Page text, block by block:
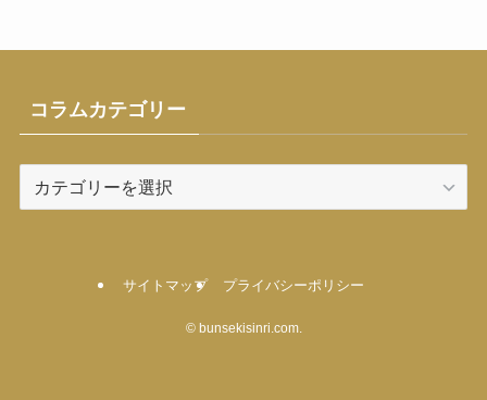
コラムカテゴリー
サイトマップ プライバシーポリシー
©bunsekisinri.com.